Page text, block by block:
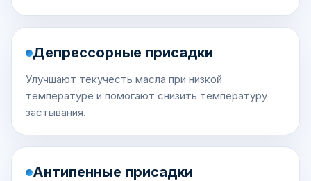
Депрессорные присадки
Улучшают текучесть масла при низкой
температуре и помогают снизить температуру
застывания.
Антипенные присадки